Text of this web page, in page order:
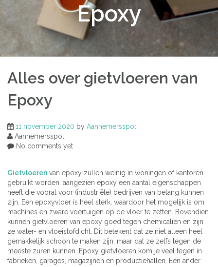
Epoxy
Alles over gietvloeren van
Epoxy
11 november 2020 by Aannemersspot
Aannemersspot
No comments yet
Gietvloeren van epoxy zullen weinig in woningen of kantoren
gebruikt worden, aangezien epoxy een aantal eigenschappen
heeft die vooral voor (industriële) bedrijven van belang kunnen
zijn. Een epoxyvloer is heel sterk, waardoor het mogelijk is om
machines en zware voertuigen op de vloer te zetten. Bovendien
kunnen gietvloeren van epoxy goed tegen chemicaliën en zijn
ze water- en vloeistofdicht. Dit betekent dat ze niet alleen heel
gemakkelijk schoon te maken zijn, maar dat ze zelfs tegen de
meeste zuren kunnen. Epoxy gietvloeren kom je veel tegen in
fabrieken, garages, magazijnen en productiehallen. Een ander